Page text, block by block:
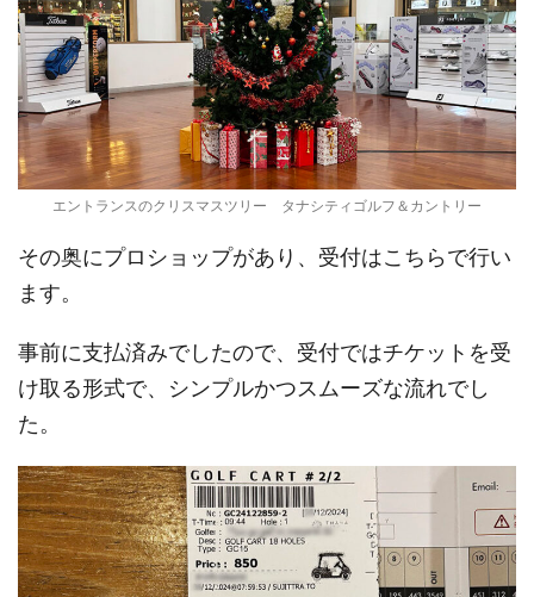
エントランスのクリスマスツリー タナシティゴルフ＆カントリー
その奥にプロショップがあり、受付はこちらで行い
ます。
事前に支払済みでしたので、受付ではチケットを受
け取る形式で、シンプルかつスムーズな流れでし
た。